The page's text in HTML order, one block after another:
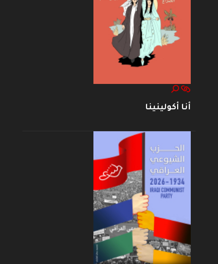
أنا أكولينينا